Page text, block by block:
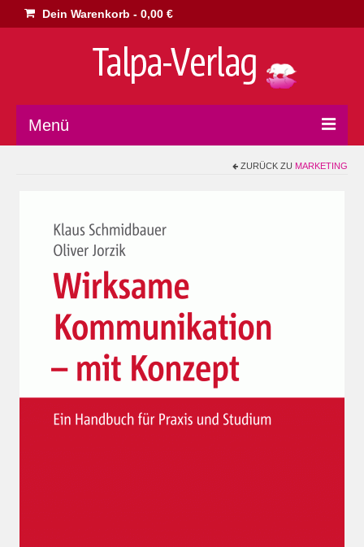
Dein Warenkorb - 0,00 €
Menü
Philosophie
Dies & Das
Impressum
AGB
Widerrufsrecht
Mein Account
ZURÜCK ZU MARKETING